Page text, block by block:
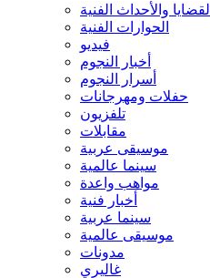
القضايا والأحداث الفنية
الحوارات الفنية
فيديو
أخبار النجوم
أسرار النجوم
حفلات ومهرجانات
تلفزيون
مقابلات
موسيقى عربية
سينما عالمية
مواهب واعدة
أخبار فنية
سينما عربية
موسيقى عالمية
مدونات
غاليري